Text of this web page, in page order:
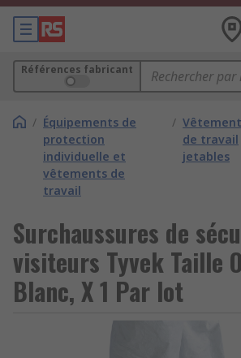
Références fabricant
/ Équipements de
protection
individuelle et
vêtements de
travail
/
de travail
jetables
Surchaussures de
visiteurs Tyvek Taille
Blanc, X 1 Par lot